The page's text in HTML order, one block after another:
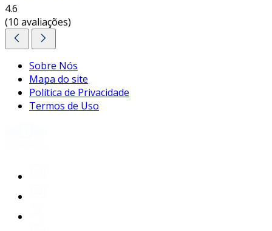
4.6
(10 avaliações)
Sobre Nós
Mapa do site
Política de Privacidade
Termos de Uso